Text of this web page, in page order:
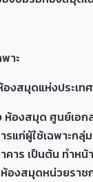
าะ
ดแห่งประเทศ
มุด ศูนย์เอกสา
รแก่ผู้ใช้เฉพาะ
าร เป็นต้น ทำห
ห้องสมุดหน่วยร